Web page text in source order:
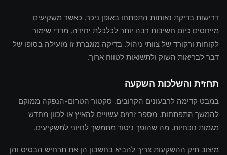
דרישות בדיקת נאותות התפתחו באופן ניכר, כאשר משקיעים
מייחסים כיום חשיבות רבה יותר לכלכלת יחידה, מדדי שימור
לקוחות ורקורד של צוותי ניהול. בדיקה מוגברת זו מועילה בסופו של
דבר לבריאות השוק ולתשואות לטווח ארוך.
תחזית והשלכות השקעה
במבט קדימה לרבעונים הקרובים, סקטור הטרום-הנפקה ממוקם
להמשך התפתחות. מספר זרזים עשויים להאיץ או לכוון מחדש
מגמות נוכחיות, מה שהופך ניטור מתמשך לחיוני למשקיעים.
מיצוב תיק ההשקעות צריך להביא בחשבון הן את תרחיש הבסיס והן